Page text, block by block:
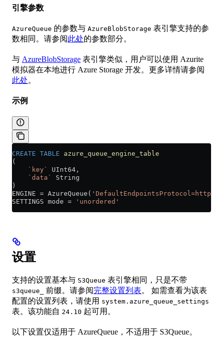
引擎参数
AzureQueue 的参数与 AzureBlobStorage 表引擎支持的参
数相同。请参阅此处的参数部分。
与 AzureBlobStorage 表引擎类似，用户可以使用 Azurite
模拟器在本地进行 Azure Storage 开发。更多详情请参阅
此处。
示例
CREATE TABLE azure_queue_engine_table
(
    `key`
UInt64,
    `data`
String
)
ENGINE = AzureQueue(
SETTINGS mode = 'unordered'
设置
支持的设置基本与 S3Queue 表引擎相同，只是不带
s3queue_ 前缀。请参阅完整设置列表。 如需查看为该表
配置的设置列表，请使用 system.azure_queue_settings
表。该功能自 24.10 起可用。
以下设置仅适用于 AzureQueue，不适用于 S3Queue。